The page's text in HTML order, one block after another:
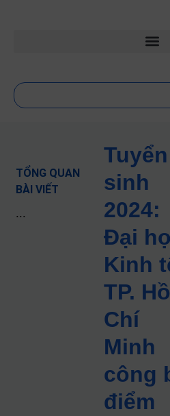
TỔNG QUAN
BÀI VIẾT
...
Tuyển
sinh
2024:
Đại
Kinh
TP. Hồ
Chí
Minh
công
điểm